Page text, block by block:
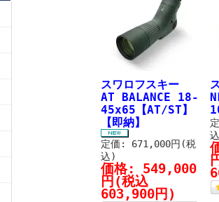
スワロフスキー
AT BALANCE 18-
45x65【AT/ST】
【即納】
定価: 671,000円(税
込)
価格: 549,000
円 (税込
603,900円)